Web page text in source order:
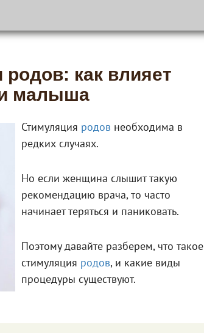
как влияет
малыша
Стимуляция родов необходима в
редких случаях.
Но если женщина слышит такую
рекомендацию врача, то часто
начинает теряться и паниковать.
Поэтому давайте разберем, что такое
стимуляция родов, и какие виды
процедуры существуют.